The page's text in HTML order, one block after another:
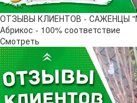
ОТЗЫВЫ КЛИЕНТОВ - САЖЕНЦЫ
Абрикос - 100% соответствие
Смотреть